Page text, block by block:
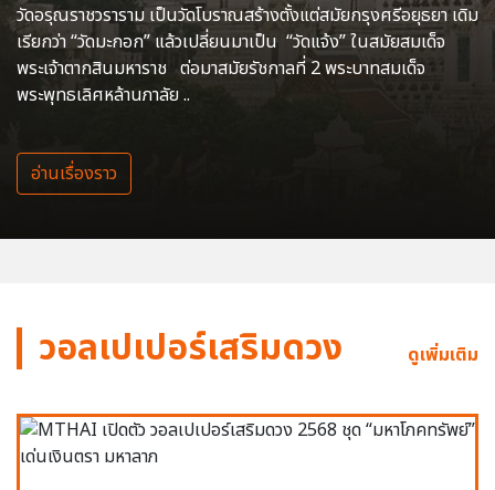
วัดอรุณราชวราราม เป็นวัดโบราณสร้างตั้งแต่สมัยกรุงศรีอยุธยา เดิม
เรียกว่า “วัดมะกอก” แล้วเปลี่ยนมาเป็น “วัดแจ้ง” ในสมัยสมเด็จ
พระเจ้าตากสินมหาราช ต่อมาสมัยรัชกาลที่ 2 พระบาทสมเด็จ
พระพุทธเลิศหล้านภาลัย ..
อ่านเรื่องราว
วอลเปเปอร์เสริมดวง ดูเพิ่มเติม